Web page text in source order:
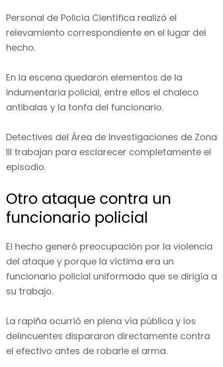
Personal de Policía Científica realizó el
relevamiento correspondiente en el lugar del
hecho.
En la escena quedaron elementos de la
indumentaria policial, entre ellos el chaleco
antibalas y la tonfa del funcionario.
Detectives del Área de Investigaciones de Zona
III trabajan para esclarecer completamente el
episodio.
Otro ataque contra un
funcionario policial
El hecho generó preocupación por la violencia
del ataque y porque la víctima era un
funcionario policial uniformado que se dirigía a
su trabajo.
La rapiña ocurrió en plena vía pública y los
delincuentes dispararon directamente contra
el efectivo antes de robarle el arma.